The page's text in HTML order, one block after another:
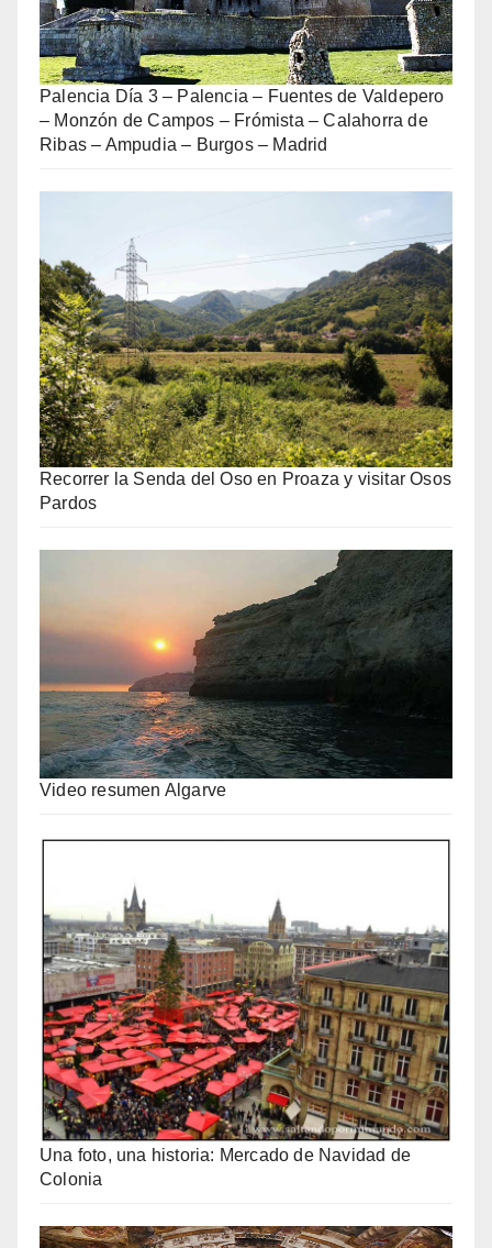
Palencia Día 3 – Palencia – Fuentes de Valdepero
– Monzón de Campos – Frómista – Calahorra de
Ribas – Ampudia – Burgos – Madrid
Recorrer la Senda del Oso en Proaza y visitar Osos
Pardos
Video resumen Algarve
Una foto, una historia: Mercado de Navidad de
Colonia